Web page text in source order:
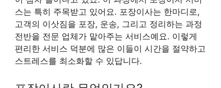
스는 특히 주목받고 있어요. 포장이사는 한마디로,
고객의 이삿짐을 포장, 운송, 그리고 정리하는 과정
전반을 전문 업체가 맡아주는 서비스예요. 이렇게
편리한 서비스 덕분에 많은 이들이 시간을 절약하고
스트레스를 최소화할 수 있답니다.